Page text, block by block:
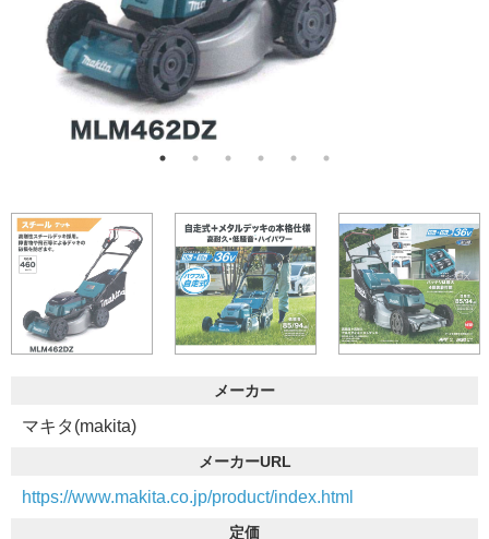
メーカー
マキタ(makita)
メーカーURL
https://www.makita.co.jp/product/index.html
定価